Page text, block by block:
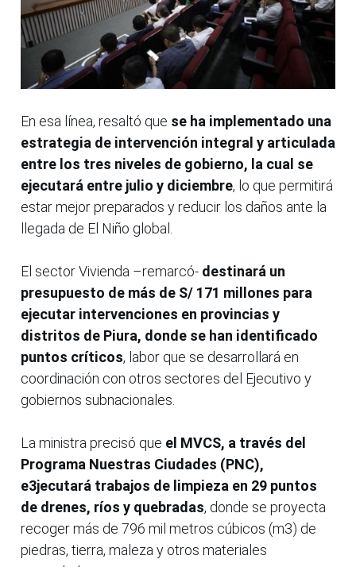
En esa línea, resaltó que se ha implementado una
estrategia de intervención integral y articulada
entre los tres niveles de gobierno, la cual se
ejecutará entre julio y diciembre, lo que permitirá
estar mejor preparados y reducir los daños ante la
llegada de El Niño global.
El sector Vivienda –remarcó- destinará un
presupuesto de más de S/ 171 millones para
ejecutar intervenciones en provincias y
distritos de Piura, donde se han identificado
puntos críticos, labor que se desarrollará en
coordinación con otros sectores del Ejecutivo y
gobiernos subnacionales.
La ministra precisó que el MVCS, a través del
Programa Nuestras Ciudades (PNC),
e3jecutará trabajos de limpieza en 29 puntos
de drenes, ríos y quebradas, donde se proyecta
recoger más de 796 mil metros cúbicos (m3) de
piedras, tierra, maleza y otros materiales